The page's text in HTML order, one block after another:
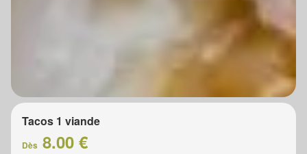
Tacos 1 viande
Dès 8.00 €